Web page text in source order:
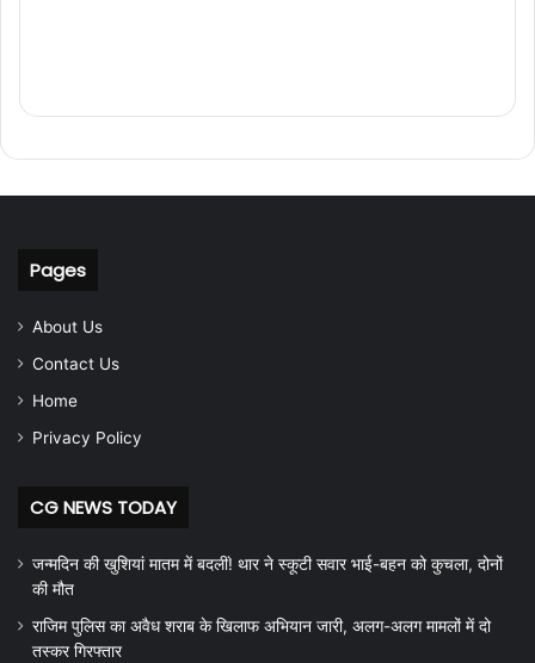
Pages
About Us
Contact Us
Home
Privacy Policy
CG NEWS TODAY
जन्मदिन की खुशियां मातम में बदलीं! थार ने स्कूटी सवार भाई-बहन को कुचला, दोनों
की मौत
राजिम पुलिस का अवैध शराब के खिलाफ अभियान जारी, अलग-अलग मामलों में दो
तस्कर गिरफ्तार